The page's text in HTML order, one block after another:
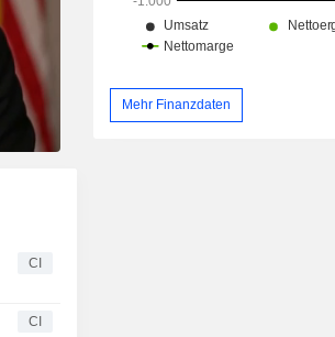
CI
CI
Mehr Finanzdaten